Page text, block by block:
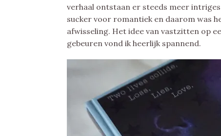
verhaal ontstaan er steeds meer
sucker voor romantiek en daarom was
afwisseling. Het idee van vastzitten op
gebeuren vond ik heerlijk spannend.